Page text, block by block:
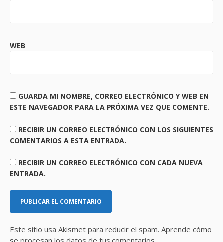
WEB
GUARDA MI NOMBRE, CORREO ELECTRÓNICO Y WEB EN
ESTE NAVEGADOR PARA LA PRÓXIMA VEZ QUE COMENTE.
RECIBIR UN CORREO ELECTRÓNICO CON LOS SIGUIENTES
COMENTARIOS A ESTA ENTRADA.
RECIBIR UN CORREO ELECTRÓNICO CON CADA NUEVA
ENTRADA.
Este sitio usa Akismet para reducir el spam. Aprende cómo
se procesan los datos de tus comentarios.